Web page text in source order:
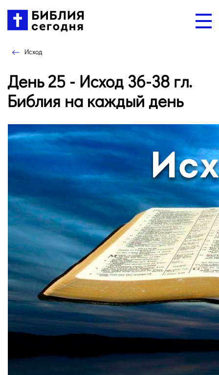
Исход
День 25 - Исход 36-38 гл.
Библия на каждый день